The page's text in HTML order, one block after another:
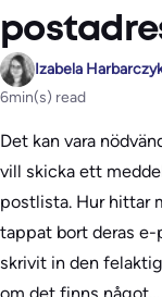
Izabela
6min(s) read
Det kan vara
vill skicka ett
postlista. Hur hittar
tappat bort deras e-
skrivit in den